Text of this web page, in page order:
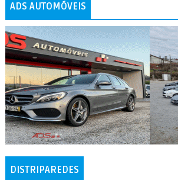
ADS AUTOMÓVEIS
DISTRIPAREDES